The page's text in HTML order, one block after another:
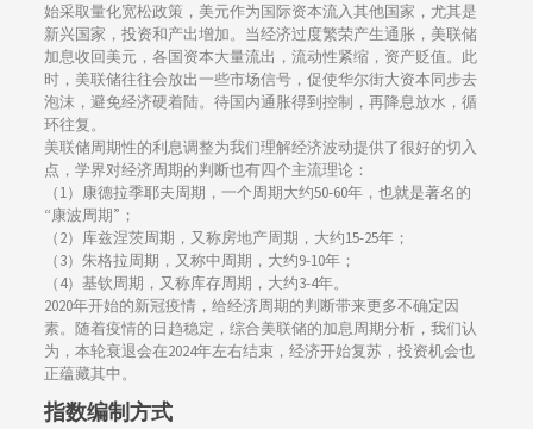
始采取量化宽松政策，美元作为国际资本流入其他国家，尤其是
新兴国家，投资和产出增加。当经济过度繁荣产生通胀，美联储
加息收回美元，各国资本大量流出，流动性紧缩，资产贬值。此
时，美联储往往会放出一些市场信号，促使华尔街大资本同步去
泡沫，避免经济硬着陆。待国内通胀得到控制，再降息放水，循
环往复。
美联储周期性的利息调整为我们理解经济波动提供了很好的切入
点，学界对经济周期的判断也有四个主流理论：
（1）康德拉季耶夫周期，一个周期大约50-60年，也就是著名的
“康波周期”；
（2）库兹涅茨周期，又称房地产周期，大约15-25年；
（3）朱格拉周期，又称中周期，大约9-10年；
（4）基钦周期，又称库存周期，大约3-4年。
2020年开始的新冠疫情，给经济周期的判断带来更多不确定因
素。随着疫情的日趋稳定，综合美联储的加息周期分析，我们认
为，本轮衰退会在2024年左右结束，经济开始复苏，投资机会也
正蕴藏其中。
指数编制方式